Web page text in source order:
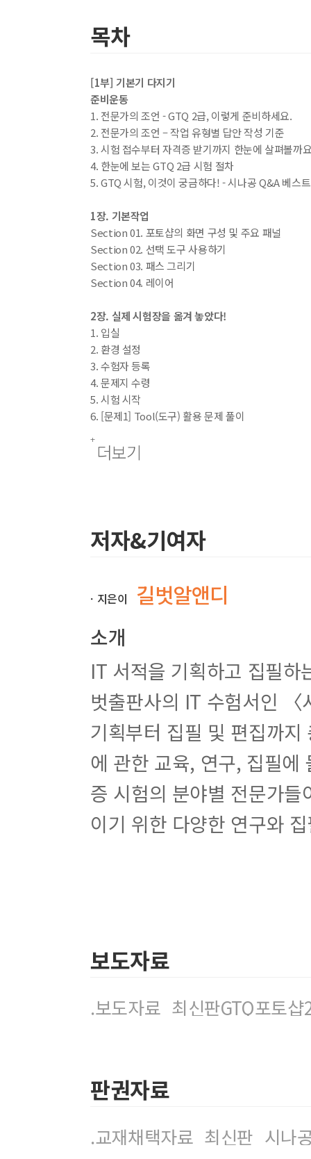
목차
[1부] 기본기 다지기
준비운동
1. 전문가의 조언 - GTQ 2급, 이렇게 준비하세요.
2. 전문가의 조언 – 작업 유형별 답안 작성 기준
3. 시험 접수부터 자격증 받기까지 한눈에 살펴볼까
4. 한눈에 보는 GTQ 2급 시험 절차
5. GTQ 시험, 이것이 궁금하다! - 시나공 Q&A 베스트
1장. 기본작업
Section 01. 포토샵의 화면 구성 및 주요 패널
Section 02. 선택 도구 사용하기
Section 03. 패스 그리기
Section 04. 레이어
2장. 실제 시험장을 옮겨 놓았다!
1. 입실
2. 환경 설정
3. 수험자 등록
4. 문제지 수령
5. 시험 시작
6. [문제1] Tool(도구) 활용 문제 풀이
8. [문제3] 사진편집 문제 풀이
9. [문제4] 이벤트 페이지 제작 문제 풀이
실전 모의고사 1회
실전 모의고사 2회
실전 모의고사 4회
실전 모의고사 5회
실전 모의고사 7회
실전 모의고사 8회
실전 모의고사 9회
실전 모의고사 10회
[3부] 대표 기출유형(PDF 파일 제공)
대표 기출유형 1회
대표 기출유형 3회
대표 기출유형 4회
대표 기출유형 5회
※ 최신 기출유형과 자세한 해설 서비스를 E-mail
더보기
저자&기여자
ㆍ지은이 길벗알앤디
소개
IT 서적을 기획하고 집필
벗출판사의 IT 수험서인
기획부터 집필 및 편집까
에 관한 교육, 연구, 집필에
증 시험의 분야별 전문가
이기 위한 다양한 연구와
보도자료
.보도자료_최신판GTQ포토
판권자료
.교재채택자료_최신판_시나